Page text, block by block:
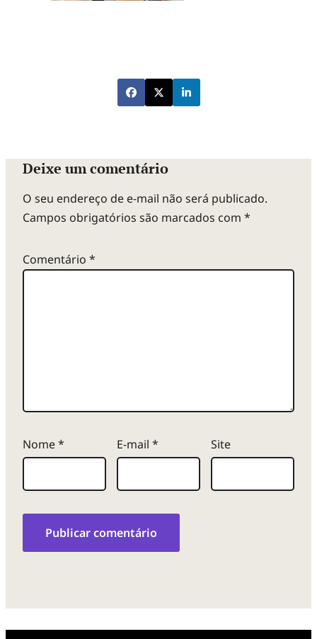
Deixe um comentário
O seu endereço de e-mail não será publicado.
Campos obrigatórios são marcados com *
Comentário *
Nome* E-mail * Site